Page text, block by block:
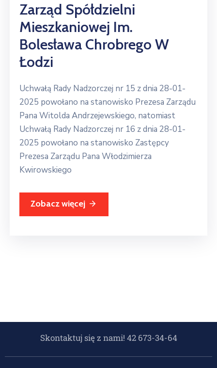
Zarząd Spółdzielni
Mieszkaniowej Im.
Bolesława Chrobrego W
Łodzi
Uchwałą Rady Nadzorczej nr 15 z dnia 28-01-
2025 powołano na stanowisko Prezesa Zarządu
Pana Witolda Andrzejewskiego, natomiast
Uchwałą Rady Nadzorczej nr 16 z dnia 28-01-
2025 powołano na stanowisko Zastępcy
Prezesa Zarządu Pana Włodzimierza
Kwirowskiego
Zobacz więcej
Skontaktuj się z nami! 42 673-34-64